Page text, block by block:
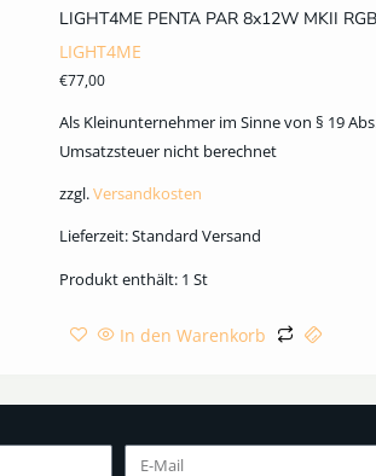
LIGHT4ME PENTA PAR 8x12W MKII
LIGHT4ME
€77,00
Als Kleinunternehmer im Sinne von § 19
Umsatzsteuer nicht berechnet
zzgl.Versandkosten
Lieferzeit:Standard Versand
Produkt enthält: 1St
In den Warenkorb